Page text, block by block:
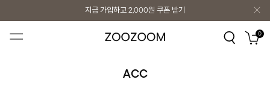
지금 가입하고 2,000원 쿠폰 받기
지금 가입하고 2,000원 쿠폰 받기 0
ACC